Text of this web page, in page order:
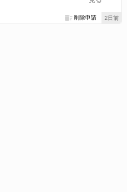
2日前
削除申請